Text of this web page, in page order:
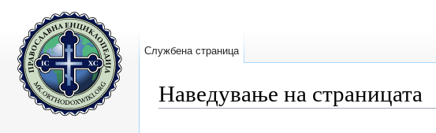
Наведување на страницата
Службена страница